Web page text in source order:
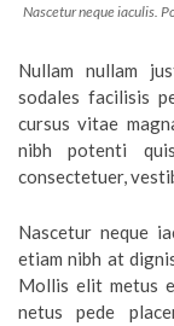
Nascetur neque iaculis.
Nullam nullam
sodales facilisis
cursus vitae
nibh potenti
consectetuer,
Nascetur neque
etiam nibh at
Mollis elit metus
netus pede